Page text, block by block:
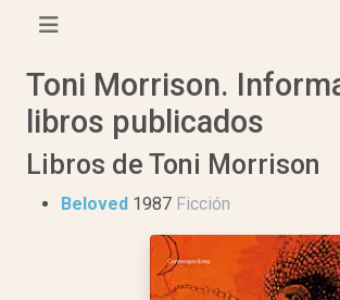
Toni Morrison.
libros publicados
Libros de Toni Morrison
Beloved 1987 Ficción